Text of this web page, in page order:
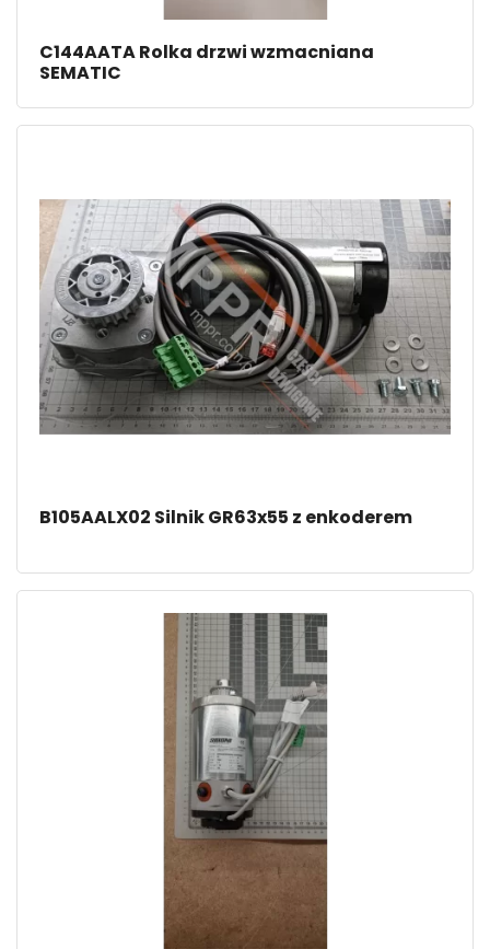
C144AATA Rolka drzwi wzmacniana
SEMATIC
B105AALX02 Silnik GR63x55 z enkoderem